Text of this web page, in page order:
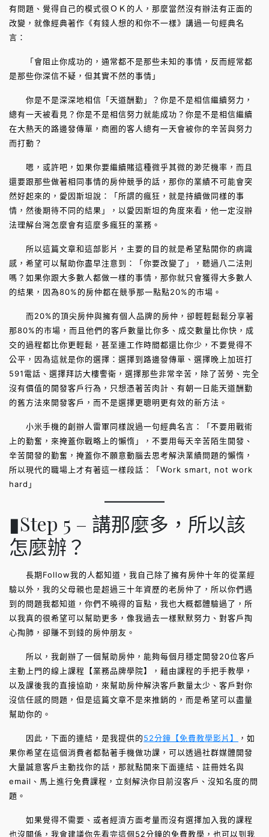
有問題、覺得自己的模式很ＯＫ的人，那麼當然沒有辦法有正面的
改變，就像經典著作《有錢人想的和你不一樣》講過一句經典名
言：
「會阻止你成功的，通常都不是那些未知的事情，反而經常都
是那些你深信不疑，但其實不然的事情」
你是不是深深地相信「天道酬勤」？你是不是相信繼續努力，
總有一天被看見？你是不是相信努力就能成功？你是不是相信繼續
在大熱天的路邊發傳單，商圈的客人總有一天會被你的辛苦與努力
而打動？
嗯，或許吧，如果你要繼續賭這種微乎其微的渺茫機率，而且
還要跟那些做著相同事情的房仲競爭的話，那你的業績不可能會突
然好起來的，愛因斯坦說：「所謂的瘋狂，就是持續做同樣的事
情，然後期待不同的結果」，以愛因斯坦的角度來看，他一定沒辦
法理解台灣怎麼會有這麼多瘋狂的業務。
所以這篇文章和這部影片，主要的目的就是希望點開你的病識
感，希望可以幫助你盡早注意到：「你要改變了」，聽過八二法則
嗎？如果你跟大多數人都做一樣的事情，那你就只會獲得大多數人
的結果，因為80%的房仲都在競爭那一點點20%的市場。
而20%的頂尖房仲與擁有個人品牌的房仲，卻輕輕鬆鬆分享著
那80%的市場，而且他們的客戶數量比你多、成交數量比你快，成
交的過程都比你更輕鬆，甚至連工作時間都還比你少，不要覺得不
公平，因為這就是你的選擇：選擇到路邊發傳單、選擇晚上加班打
591電話、選擇拜訪大樓警衛，選擇那些非常辛苦，除了苦勞、完全
沒有價值的開發客戶行為，只想憑著苦肉計、有朝一日能天道酬勤
的舊方法來開發客戶，而不是選擇更聰明更有效的新方法。
小米手機的創辦人雷軍同樣說過一句經典名言：「不要用戰術
上的勤奮，來掩蓋你戰略上的懶惰」，不要用每天辛苦陌生開發、
辛苦開發的勤奮，掩蓋你不願意動腦去思考解決業績問題的懶惰，
所以現代的職場上才有著這一樣段話：「Work smart, not work
hard」
▮Step 5 – 講那麼多，所以該
怎麼辦？
長期Follow我的人都知道，我自己除了擁有房仲十年的從業經
驗以外，我的父母親也是超過三十年資歷的老房仲了，所以你們遇
到的問題我都知道，你們不曉得的盲點，我也大概都體驗過了，所
以我真的很希望可以幫助更多，像我過去一樣默默努力、對客戶掏
心掏肺，卻賺不到錢的房仲朋友。
所以，我創辦了一個幫助房仲，能夠每個月穩定開發20位客戶
主動上門的線上課程【業務品牌學院】，藉由課程的手把手教學，
以及課後我的直接協助，來幫助房仲解決客戶數量太少、客戶對你
沒信任感的問題，但是這篇文章不是來推銷的，而是希望可以盡量
幫助你的。
因此，下面的連結，是我提供的52分鐘【免費教學影片】
，如
果你希望在這個消費者都黏著手機做功課，可以透過社群媒體開發
大量誠意客戶主動找你的話，那就點開來下面連結、註冊姓名與
email、馬上進行免費課程，立刻解決你目前沒客戶、沒知名度的問
題。
如果覺得不需要、或者經濟方面考量而沒有選擇加入我的課程
也沒關係，我會建議你先看完這個52分鐘的免費教學，也可以到我